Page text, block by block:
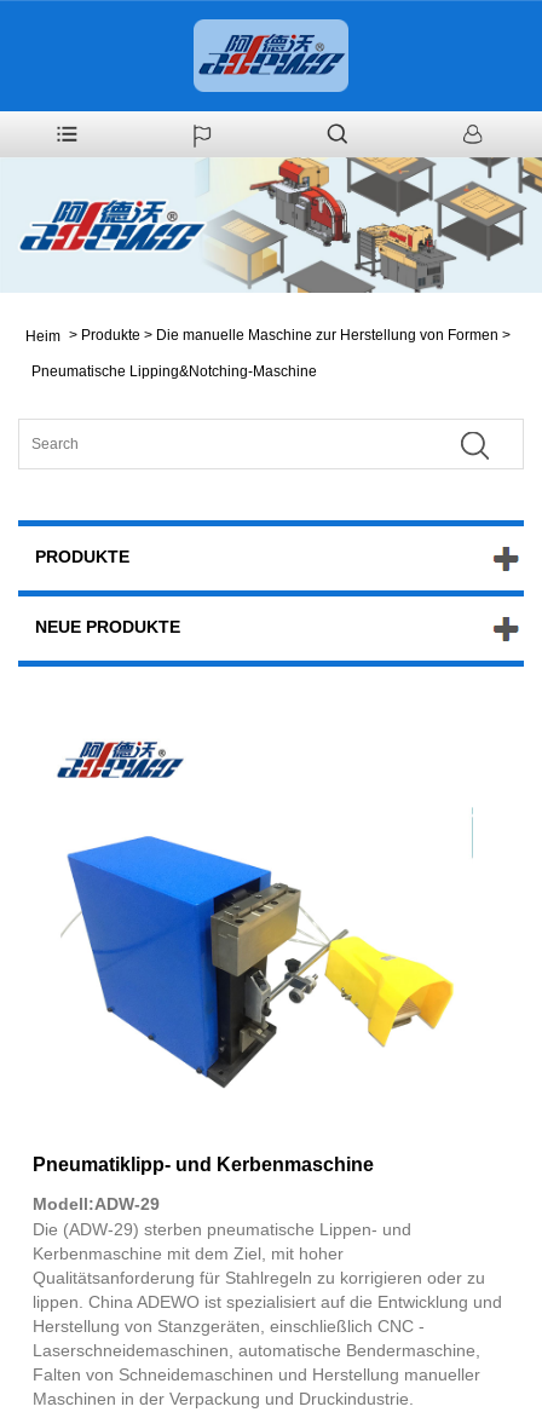
Heim > Produkte > Die manuelle Maschine zur Herstellung von Formen >
Pneumatische Lipping&Notching-Maschine
PRODUKTE
NEUE PRODUKTE
Pneumatiklipp- und Kerbenmaschine
Modell:ADW-29
Die (ADW-29) sterben pneumatische Lippen- und
Kerbenmaschine mit dem Ziel, mit hoher
Qualitätsanforderung für Stahlregeln zu korrigieren oder zu
lippen. China ADEWO ist spezialisiert auf die Entwicklung und
Herstellung von Stanzgeräten, einschließlich CNC -
Laserschneidemaschinen, automatische Bendermaschine,
Falten von Schneidemaschinen und Herstellung manueller
Maschinen in der Verpackung und Druckindustrie.